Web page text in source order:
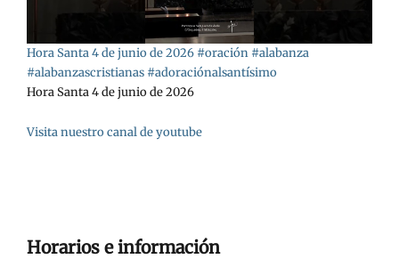
Hora Santa 4 de junio de 2026 #oración #alabanza
#alabanzascristianas #adoraciónalsantísimo
Hora Santa 4 de junio de 2026
Visita nuestro canal de youtube
Horarios e información